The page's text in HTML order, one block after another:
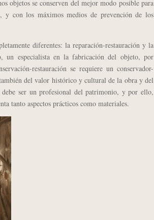
objetos se conserven del mejor modo posible para
con los máximos medios de prevención de los
diferentes: la reparación-restauración y la
un especialista en la fabricación del objeto, por
restauración se requiere un conservador-
del valor histórico y cultural de la obra y del
ser un profesional del patrimonio, y por ello,
tanto aspectos prácticos como materiales.